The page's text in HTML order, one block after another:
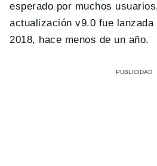
esperado por muchos
actualización v9.0 fue lanzada
2018, hace menos de un año.